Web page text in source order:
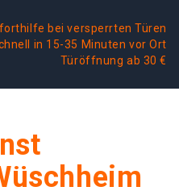
bei versperrten Türen
in 15-35 Minuten vor Ort
Türöffnung ab 30 €